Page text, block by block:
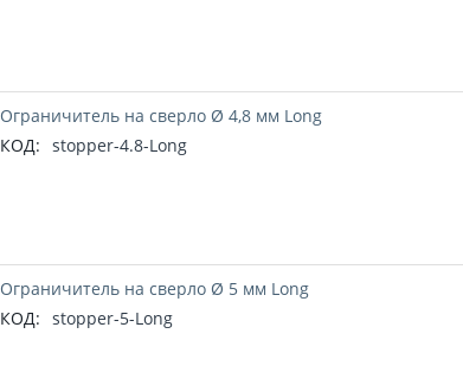
Ограничитель на сверло Ø 4,8 мм Long
КОД: stopper-4.8-Long
Ограничитель на сверло Ø 5 мм Long
КОД: stopper-5-Long